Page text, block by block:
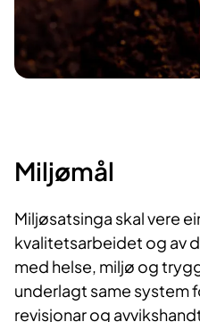
Miljø​mål​
​​Miljøsatsinga skal vere
kvalitetsarbeidet og av
med helse, miljø og
underlagt same system
revisjonar og